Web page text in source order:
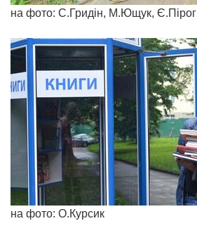
на фото: С.Гридін, М.Ющук, Є.Пірог
на фото: О.Курсик